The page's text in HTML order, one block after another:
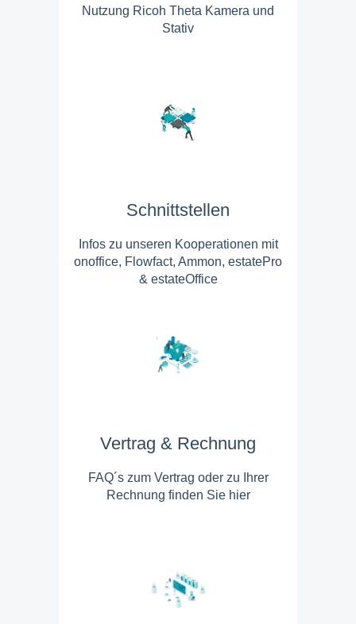
Nutzung Ricoh Theta Kamera und
Stativ
Schnittstellen
Infos zu unseren Kooperationen mit
onoffice, Flowfact, Ammon, estatePro
& estateOffice
Vertrag & Rechnung
FAQ´s zum Vertrag oder zu Ihrer
Rechnung finden Sie hier